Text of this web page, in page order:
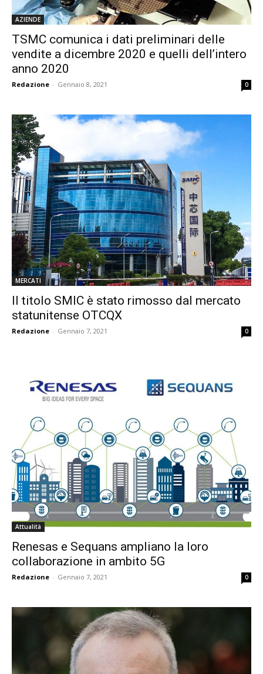
AZIENDE
TSMC comunica i dati preliminari delle
vendite a dicembre 2020 e quelli dell’intero
anno 2020
Redazione - Gennaio 8, 2021 0
MERCATI
Il titolo SMIC è stato rimosso dal mercato
statunitense OTCQX
Redazione - Gennaio 7, 2021 0
Attualità
Renesas e Sequans ampliano la loro
collaborazione in ambito 5G
Redazione - Gennaio 7, 2021 0